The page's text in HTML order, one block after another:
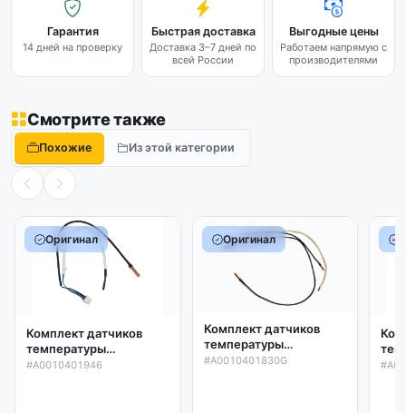
Гарантия
14 дней на проверку
Быстрая доставка
Доставка 3–7 дней по
всей России
Выгодные цены
Работаем напрямую с
производителями
Смотрите также
Похожие Из этой категории
Оригинал
Комплект датчиков
температуры
кондиционера Haier,
#A0010401946
Оригинал
Комплект датчиков
температуры
наружного блока
#A0010401830G